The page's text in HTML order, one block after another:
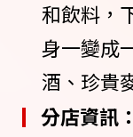
和飲料，
身一變成
酒、珍貴
分店資訊：